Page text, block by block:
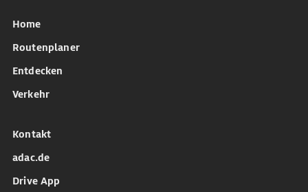
Home
Routenplaner
Entdecken
Verkehr
Kontakt
adac.de
Drive App